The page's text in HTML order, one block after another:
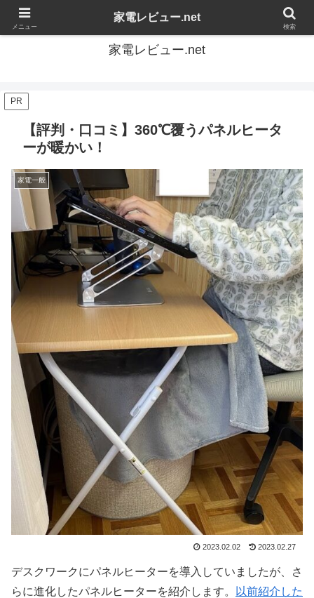
家電の感想を自由にレビューするブログです
家電レビュー.net
PR
【評判・口コミ】360℃覆うパネルヒータ
ーが暖かい！
家電一般
2023.02.02 2023.02.27
デスクワークにパネルヒーターを導入していましたが、さ
らに進化したパネルヒーターを紹介します。
以前紹介した
メニュー
家電レビュー.net
検索